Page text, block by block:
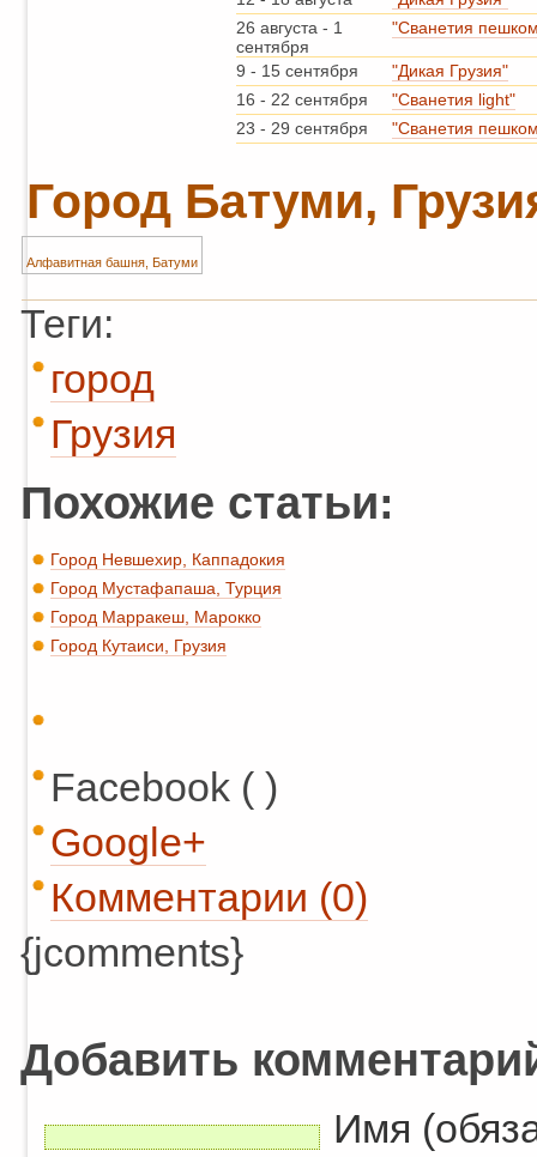
26 августа - 1
сентября
"Сванетия
9 - 15 сентября
"Дикая Грузия"
16 - 22 сентября
"Сванетия light"
23 - 29 сентября "Сванетия
Город Батуми,
Алфавитная башня, Батуми
Теги:
город
Грузия
Похожие статьи:
Город Невшехир, Каппадокия
Город Мустафапаша, Турция
Город Марракеш, Марокко
Город Кутаиси, Грузия
Facebook ( )
Google+
Комментарии (0)
{jcomments}
Добавить
Имя